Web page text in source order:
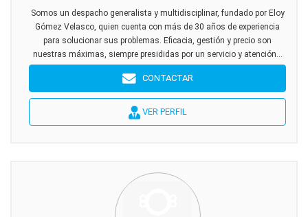
Somos un despacho generalista y multidisciplinar, fundado por Eloy
Gómez Velasco, quien cuenta con más de 30 años de experiencia
para solucionar sus problemas. Eficacia, gestión y precio son
nuestras máximas, siempre presididas por un servicio y atención...
CONTACTAR
VER PERFIL